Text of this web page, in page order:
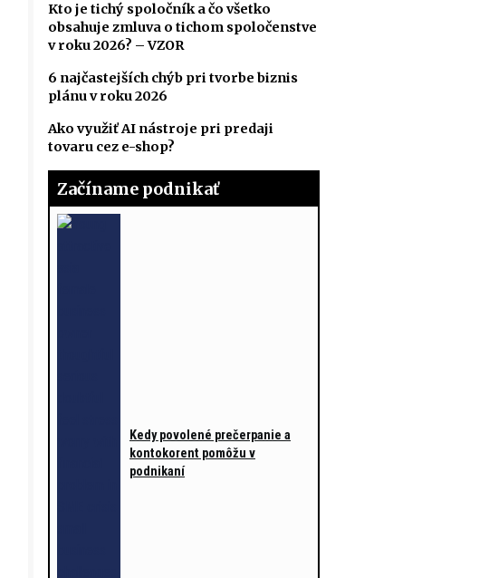
Kto je tichý spoločník a čo všetko
obsahuje zmluva o tichom spoločenstve
v roku 2026? – VZOR
6 najčastejších chýb pri tvorbe biznis
plánu v roku 2026
Ako využiť AI nástroje pri predaji
tovaru cez e-shop?
Začíname podnikať
Kedy povolené prečerpanie a
kontokorent pomôžu v
podnikaní